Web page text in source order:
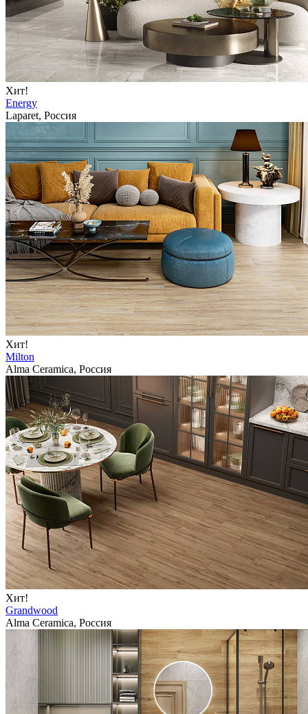
Хит!
Energy
Laparet, Россия
Хит!
Milton
Alma Ceramica, Россия
Хит!
Grandwood
Alma Ceramica, Россия